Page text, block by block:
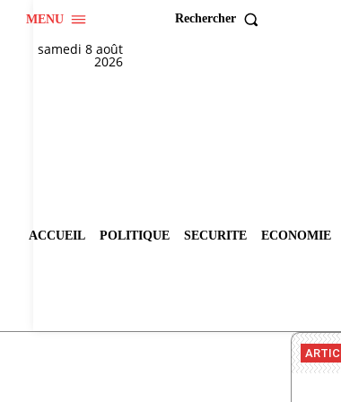
MENU Rechercher
samedi 8 août
2026
ACCUEIL POLITIQUE SECURITE ECONOMIE